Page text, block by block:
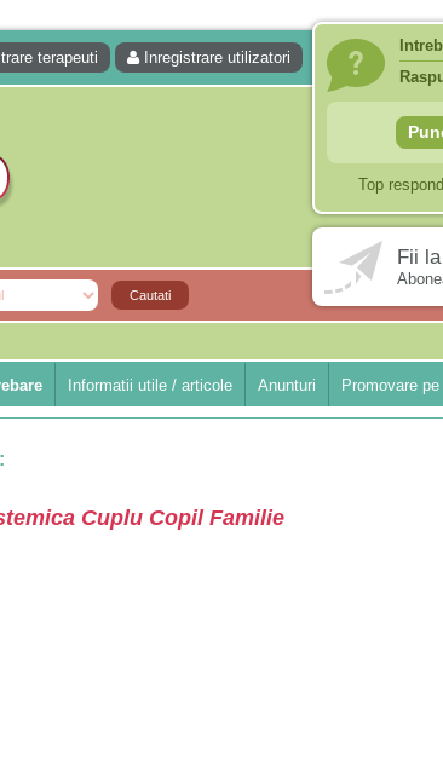
terapeuti Inregistrare utilizatori
Top
Fii
Informatii utile / articole Anunturi Promovare
Cuplu Copil Familie